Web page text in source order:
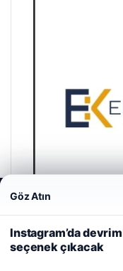
Web sitemizi nasıl
deneyiminizi
kullanıyoruz.Çerez
Reddet Kabul
Göz Atın
Instagram’da
seçenek çıkacak